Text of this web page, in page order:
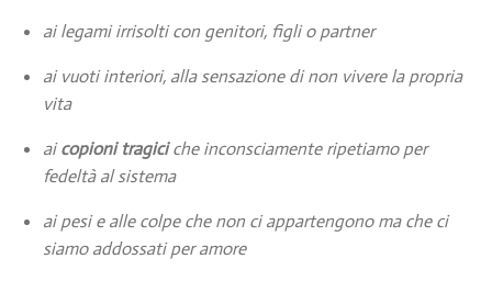
ai legami irrisolti con genitori, figli o partner
ai vuoti interiori, alla sensazione di non vivere la propria
vita
aicopioni tragiciche inconsciamente ripetiamo per
fedeltà al sistema
ai pesi e alle colpe che non ci appartengono ma che ci
siamo addossati per amore